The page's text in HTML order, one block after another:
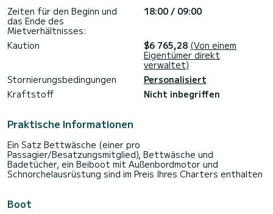
Zeiten für den Beginn und
das Ende des
Mietverhältnisses:
18:00 / 09:00
Kaution $6 765,28 (Von einem
Eigentümer direkt
verwaltet)
Stornierungsbedingungen
Personalisiert
Kraftstoff
Nicht inbegriffen
Praktische Informationen
Ein Satz Bettwäsche (einer pro
Passagier/Besatzungsmitglied), Bettwäsche und
Badetücher, ein Beiboot mit Außenbordmotor und
Schnorchelausrüstung sind im Preis Ihres Charters enthalten
Boot